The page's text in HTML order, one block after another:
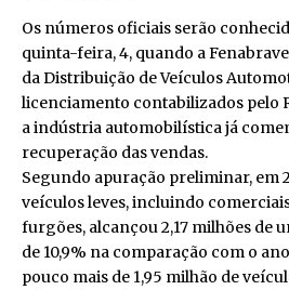
Os números oficiais serão
quinta-feira, 4, quando a
da Distribuição de Veículos
licenciamento contabilizados pelo
a indústria automobilística já
recuperação das vendas.
Segundo apuração preliminar, em
veículos leves, incluindo
furgões, alcançou 2,17 milhões de
de 10,9% na comparação com o
pouco mais de 1,95 milhão de